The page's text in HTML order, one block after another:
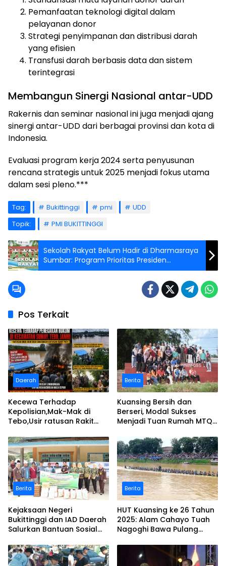
Pemanfaatan teknologi digital dalam
pelayanan donor
Strategi penyimpanan dan distribusi darah
yang efisien
Transfusi darah berbasis data dan sistem
terintegrasi
Membangun Sinergi Nasional antar-UDD
Rakernis dan seminar nasional ini juga menjadi ajang
sinergi antar-UDD dari berbagai provinsi dan kota di
Indonesia.
Evaluasi program kerja 2024 serta penyusunan
rencana strategis untuk 2025 menjadi fokus utama
dalam sesi pleno.***
Tag: Bukittinggi pmi
UDD
Topik:
PMI BUKITTINGGI
Sekolah Rakyat Belum Hadir di Dharmasraya
Sumbar: Program Prioritas Presiden
Terancam Gagal di Daerah?
Pos Terkait
Daerah
Kecewa Terhadap
Kepolisian,Mak-Mak di
Tebo,Usir ratusan Rakit
Berita
Kuansing Bersih dan
Berseri, Modal Sukses
Menjadi Tuan Rumah MTQ
Berita
Kejaksaan Negeri
Bukittinggi dan IAD Daerah
Salurkan Bantuan Sosial
Longsor
Berita
HUT Kuansing ke 26 Tahun
2025: Alam Cahayo Tuah
Nagoghi Bawa Pulang